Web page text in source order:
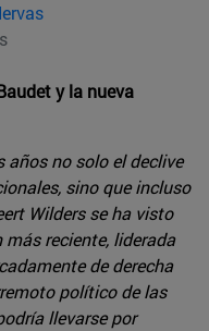
y la nueva
no solo el declive
sino que incluso
Wilders se ha visto
reciente, liderada
de derecha
político de las
llevarse por